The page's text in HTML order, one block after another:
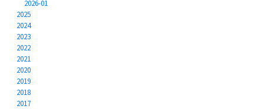
2026-01
2025
2024
2023
2022
2021
2020
2019
2018
2017